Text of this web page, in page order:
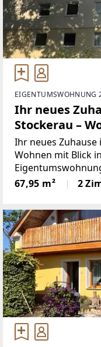
EIGENTUMSWOHNUNG
Ihr neues
Stockerau –
Ihr neues Zuhause
Wohnen mit Blick
WohnlageManche
nur durch ihre
67,95 m² 2